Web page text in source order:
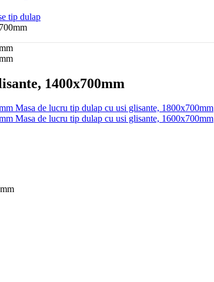
tip dulap
1400x700mm
Masa de lucru tip dulap cu usi glisante, 1800x700mm
Masa de lucru tip dulap cu usi glisante, 1600x700mm